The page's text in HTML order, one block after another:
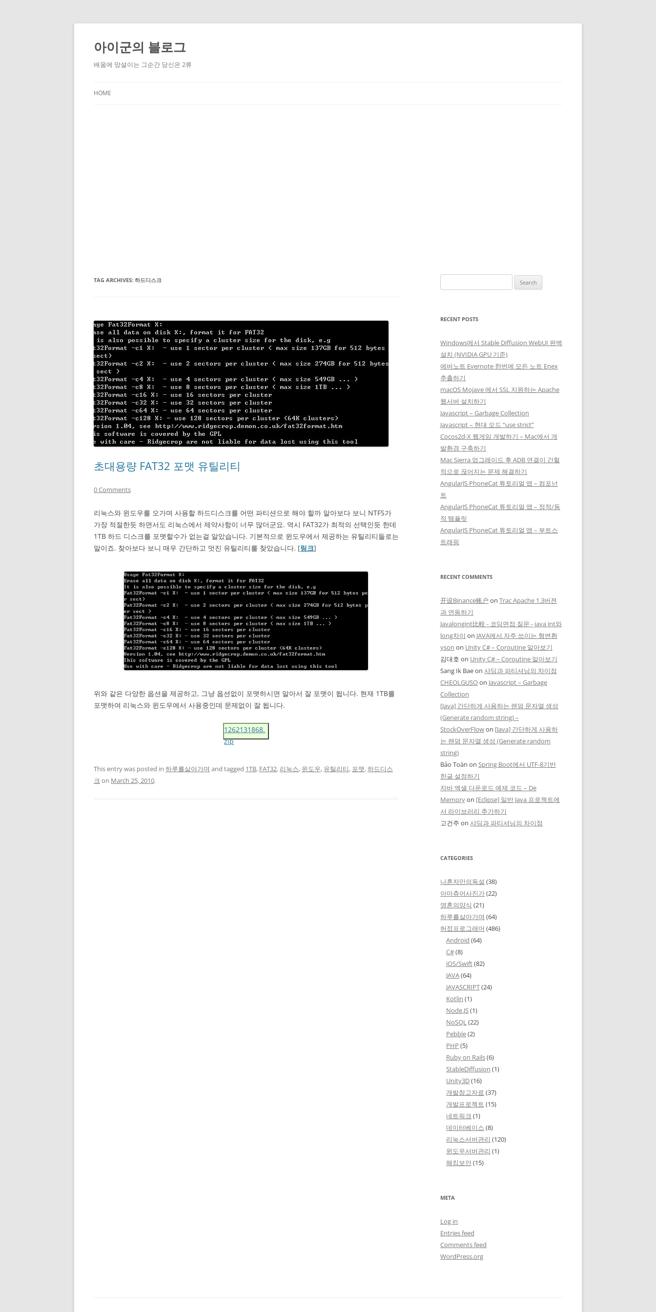
Skip
content
아이군의 블로그
배움에 망설이는 그순간 당신은 2류
HOME
TAG ARCHIVES: 하드디스크
초대용량 FAT32 포맷 유틸리티
0 Comments
리눅스와 윈도우를 오가며 사용할 하드디스크를 어떤 파티션으로 해야 할까 알아보다 보니 NTFS가
가장 적절한듯 하면서도 리눅스에서 제약사항이 너무 많더군요. 역시 FAT32가 최적의 선택인듯 한데
1TB 하드 디스크를 포맷할수가 없는걸 알았습니다. 기본적으로 윈도우에서 제공하는 유틸리티들로는
말이죠. 찾아보다 보니 매우 간단하고 멋진 유틸리티를 찾았습니다. [링크]
위와 같은 다양한 옵션을 제공하고, 그냥 옵션없이 포맷하시면 알아서 잘 포맷이 됩니다. 현재 1TB를
포맷하여 리눅스와 윈도우에서 사용중인데 문제없이 잘 됩니다.
1262131868.
zip
This entry was posted in 하루를살아가며 and tagged 1TB, FAT32, 리눅스, 윈도우, 유틸리티, 포맷,하드디스
크 on March 25, 2010.
for:
RECENT POSTS
Windows에서 Stable Diffusion WebUI 완벽
설치 (NVIDIA GPU 기준)
에버노트 Evernote 한번에 모든 노트 Enex
추출하기
macOS Mojave 에서 SSL 지원하는 Apache
웹서버 설치하기
Javascript – Garbage Collection
Javascript – 현대 모드 “use strict”
Cocos2d-X 웹게임 개발하기 – Mac에서 개
발환경 구축하기
Mac Sierra 업그레이드 후 ADB 연결이 간헐
적으로 끊어지는 문제 해결하기
AngularJS PhoneCat 튜토리얼 앱 – 컴포넌
트
AngularJS PhoneCat 튜토리얼 앱 – 정적/동
적 템플릿
AngularJS PhoneCat 튜토리얼 앱 – 부트스
트래핑
RECENT COMMENTS
开设Binance账户 on Trac Apache 1.3버젼
과 연동하기
Javalongint比較 - 코딩면접 질문 - java int와
long차이 on JAVA에서 자주 쓰이는 형변환
yson on Unity C# – Coroutine 알아보기
김대호 on Unity C# – Coroutine 알아보기
Sang Ik Baeon 샤딩과 파티셔닝의 차이점
CHEOLGUSOon Javascript – Garbage
Collection
[Java] 간단하게 사용하는 랜덤 문자열 생성
(Generate random string) –
StockOverFlowon [Java] 간단하게 사용하
는 랜덤 문자열 생성 (Generate random
string)
Bảo Toàn on Spring Boot에서 UTF-8기반
한글 설정하기
자바 엑셀 다운로드 예제 코드 – De
Memoryon [Eclipse] 일반 Java 프로젝트에
서 라이브러리 추가하기
고건주 on 샤딩과 파티셔닝의 차이점
CATEGORIES
나혼자만의독설 (38)
아마츄어사진가(22)
영혼의양식 (21)
하루를살아가며 (64)
허접프로그래머 (486)
Android (64)
C#(8)
iOS/Swift(82)
JAVA(64)
JAVASCRIPT(24)
Kotlin (1)
Node.JS(1)
NoSQL(22)
Pebble(2)
PHP (5)
Ruby on Rails(6)
StableDiffusion (1)
Unity3D(16)
개발참고자료 (37)
개발프로젝트 (15)
네트워크 (1)
데이터베이스 (8)
리눅스서버관리 (120)
윈도우서버관리 (1)
해킹보안(15)
META
Log in
Entries feed
Comments feed
WordPress.org